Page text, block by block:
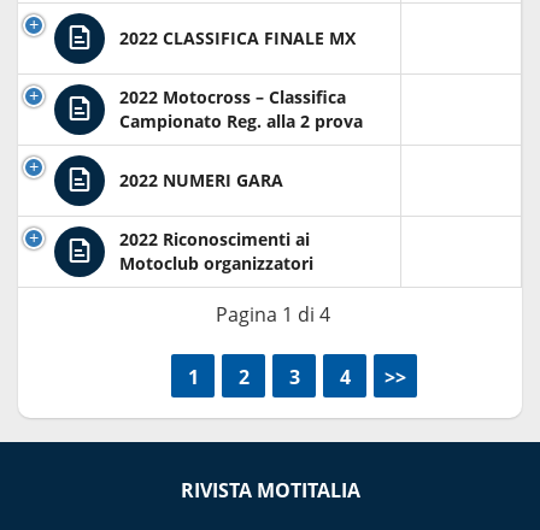
2022 CLASSIFICA FINALE MX
2022 Motocross – Classifica
Campionato Reg. alla 2 prova
2022 NUMERI GARA
2022 Riconoscimenti ai
Motoclub organizzatori
Pagina 1 di 4
1 2 3 4 >>
RIVISTA MOTITALIA